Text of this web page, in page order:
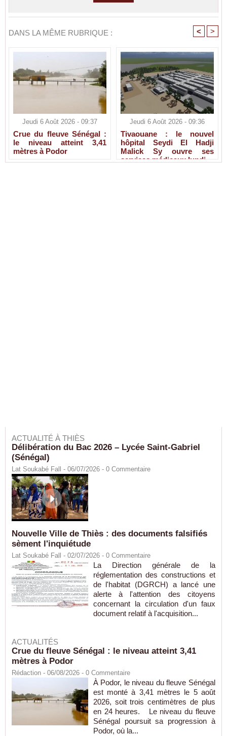
DANS LA MÊME RUBRIQUE : < >
Jeudi 6 Août 2026 - 09:37
Crue du fleuve Sénégal :
le niveau atteint 3,41
mètres à Podor
Jeudi 6 Août 2026 - 09:36
Tivaouane : le nouvel
hôpital Seydi El Hadji
Malick Sy ouvre ses
services médicaux lundi
ACTUALITÉ À THIÈS
Délibération du Bac 2026 – Lycée Saint-Gabriel
(Sénégal)
Lat Soukabé Fall - 06/07/2026 - 0 Commentaire
Nouvelle Ville de Thiès : des documents falsifiés
sèment l'inquiétude
Lat Soukabé Fall - 02/07/2026 - 0 Commentaire
La Direction générale de la
réglementation des constructions et
de l'habitat (DGRCH) a lancé une
alerte à l'attention des citoyens
concernant la circulation d'un faux
document relatif à l'acquisition...
ACTUALITÉS
Crue du fleuve Sénégal : le niveau atteint 3,41
mètres à Podor
Rédaction - 06/08/2026 - 0 Commentaire
À Podor, le niveau du fleuve Sénégal
est monté à 3,41 mètres le 5 août
2026, soit trois centimètres de plus
en 24 heures. Le niveau du fleuve
Sénégal poursuit sa progression à
Podor, où la...